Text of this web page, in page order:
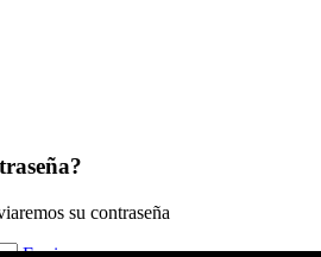
su contraseña